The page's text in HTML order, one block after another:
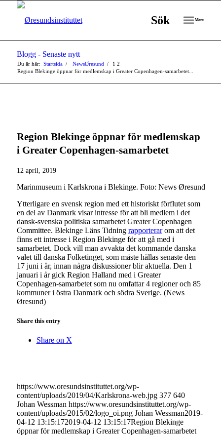
Sök Menu
Blogg - Senaste nytt
Du är här: Startsida 1
/ NewsØresund 2
/
Region Blekinge öppnar för medlemskap i Greater Copenhagen-samarbetet...
Region Blekinge öppnar för medlemskap
i Greater Copenhagen-samarbetet
12 april, 2019
Marinmuseum i Karlskrona i Blekinge. Foto: News Øresund
Ytterligare en svensk region med ett historiskt förflutet som
en del av Danmark visar intresse för att bli medlem i det
dansk-svenska politiska samarbetet Greater Copenhagen
Committee. Blekinge Läns Tidning rapporterarom att det
finns ett intresse i Region Blekinge för att gå med i
samarbetet. Dock vill man avvakta det kommande danska
valet till danska Folketinget, som måste hållas senaste den
17 juni i år, innan några diskussioner blir aktuella. Den 1
januari i år gick Region Halland med i Greater
Copenhagen-samarbetet som nu omfattar 4 regioner och 85
kommuner i östra Danmark och södra Sverige. (News
Øresund)
Share this entry
Share on X
https://www.oresundsinstituttet.org/wp-
content/uploads/2019/04/Karlskrona-web.jpg 377 640
Johan Wessman https://www.oresundsinstituttet.org/wp-
content/uploads/2015/02/logo_oi.png Johan Wessman2019-
04-12 13:15:172019-04-12 13:15:17Region Blekinge
öppnar för medlemskap i Greater Copenhagen-samarbetet